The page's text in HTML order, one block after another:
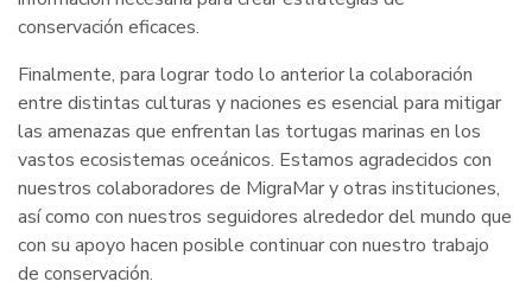
conservación eficaces.
Finalmente, para lograr todo lo anterior la colaboración
entre distintas culturas y naciones es esencial para mitigar
las amenazas que enfrentan las tortugas marinas en los
vastos ecosistemas oceánicos. Estamos agradecidos con
nuestros colaboradores de MigraMar y otras instituciones,
así como con nuestros seguidores alrededor del mundo que
con su apoyo hacen posible continuar con nuestro trabajo
de conservación.